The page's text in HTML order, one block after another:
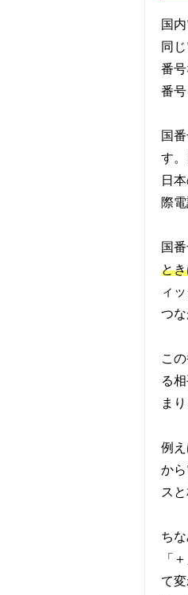
国
同
番
番
国
す
日
際
国
と
ィ
つな
こ
る
ま
例
か
ス
ち
「
て